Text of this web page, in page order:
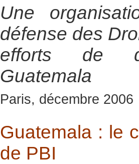
Une
défense des
efforts de
Guatemala
Paris, décembre 2006
Guatemala : le
de PBI